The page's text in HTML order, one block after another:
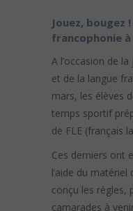
Jouez, bougez
francophonie à
A l’occasion de
et de la langue
mars, les élèves
temps sportif
de FLE (français
Ces derniers ont
l’aide du matériel
conçu les règles,
camarades à